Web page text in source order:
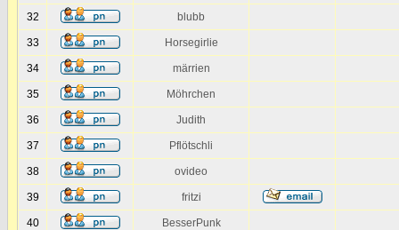
32 blubb
33 Horsegirlie
34 märrien
35 Möhrchen
36 Judith
37 Pflötschli
38 ovideo
39 fritzi
40 BesserPunk